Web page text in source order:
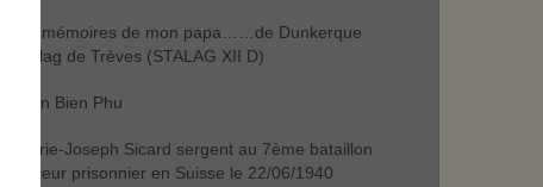
les mémoires de mon papa……de Dunkerque
au stalag de Trèves (STALAG XII D)
Dien Bien Phu
Marie-Joseph Sicard sergent au 7ème bataillon
mitrailleur prisonnier en Suisse le 22/06/1940